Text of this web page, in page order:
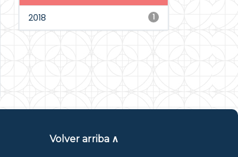
1
2018
Volver arriba ∧